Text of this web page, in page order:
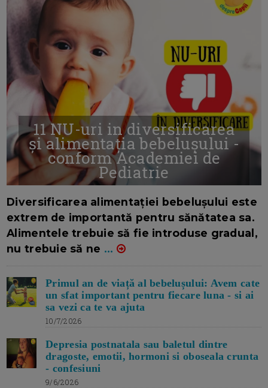
11 NU-uri in diversificarea
și alimentația bebelușului -
conform Academiei de
Pediatrie
Diversificarea alimentației bebelușului este
extrem de importantă pentru sănătatea sa.
Alimentele trebuie să fie introduse gradual,
nu trebuie să ne ...
Primul an de viață al bebelușului: Avem cate
un sfat important pentru fiecare luna - si ai
sa vezi ca te va ajuta
10/7/2026
Depresia postnatala sau baletul dintre
dragoste, emotii, hormoni si oboseala crunta
- confesiuni
9/6/2026